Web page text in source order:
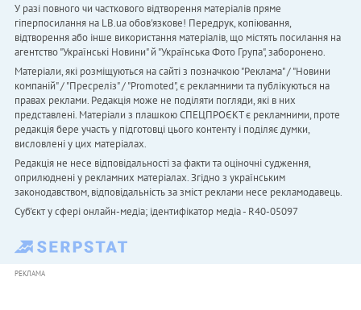
У разі повного чи часткового відтворення матеріалів пряме
гіперпосилання на LB.ua обов'язкове! Передрук, копіювання,
відтворення або інше використання матеріалів, що містять посилання на
агентство "Українськi Новини" й "Українська Фото Група", заборонено.
Матеріали, які розміщуються на сайті з позначкою "Реклама" / "Новини
компаній" / "Пресреліз" / "Promoted", є рекламними та публікуються на
правах реклами. Редакція може не поділяти погляди, які в них
представлені. Матеріали з плашкою СПЕЦПРОЄКТ є рекламними, проте
редакція бере участь у підготовці цього контенту і поділяє думки,
висловлені у цих матеріалах.
Редакція не несе відповідальності за факти та оціночні судження,
оприлюднені у рекламних матеріалах. Згідно з українським
законодавством, відповідальність за зміст реклами несе рекламодавець.
Cуб'єкт у сфері онлайн-медіа; ідентифікатор медіа - R40-05097
РЕКЛАМА